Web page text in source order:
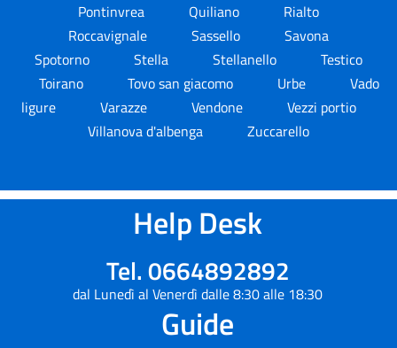
Pontinvrea
Quiliano
Rialto
Roccavignale
Sassello
Savona
Spotorno
Stella Stellanello
Testico
Toirano
Tovo san giacomo Urbe
Vado
ligure
Varazze Vendone
Vezzi portio
Villanova d'albenga
Zuccarello
Help Desk
Tel. 0664892892
dal Lunedì al Venerdì dalle 8:30 alle 18:30
Guide